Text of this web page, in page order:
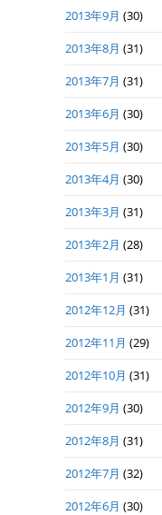
2013年9月 (30)
2013年8月 (31)
2013年7月 (31)
2013年6月 (30)
2013年5月 (30)
2013年4月 (30)
2013年3月 (31)
2013年2月 (28)
2013年1月 (31)
2012年12月 (31)
2012年11月 (29)
2012年10月 (31)
2012年9月 (30)
2012年8月 (31)
2012年7月 (32)
2012年6月 (30)